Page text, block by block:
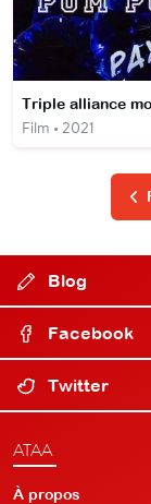
Triple alliance
Film • 2021
Blog
Facebook
Twitter
ATAA
À propos